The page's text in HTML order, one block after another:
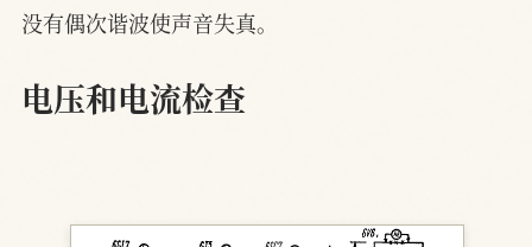
没有偶次谐波使声音失真。
电压和电流检查